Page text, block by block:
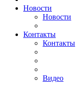
Новости
Новости
Контакты
Контакты
Видео